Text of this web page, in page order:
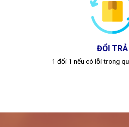
ĐỔI TRẢ
1 đổi 1 nếu có lỗi trong